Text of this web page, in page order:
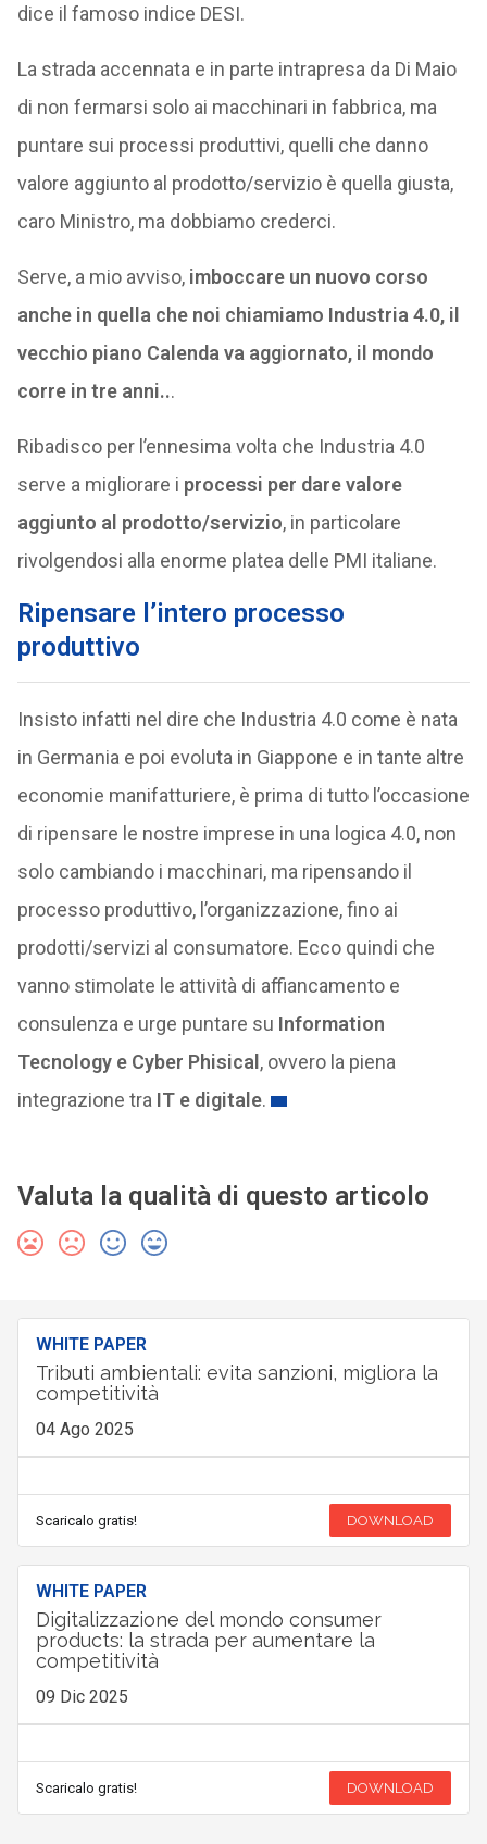
dice il famoso indice DESI.
La strada accennata e in parte intrapresa da Di Maio
di non fermarsi solo ai macchinari in fabbrica, ma
puntare sui processi produttivi, quelli che danno
valore aggiunto al prodotto/servizio è quella giusta,
caro Ministro, ma dobbiamo crederci.
Serve, a mio avviso, imboccare un nuovo corso
anche in quella che noi chiamiamo Industria 4.0, il
vecchio piano Calenda va aggiornato, il mondo
corre in tre anni...
Ribadisco per l’ennesima volta che Industria 4.0
serve a migliorare i processi per dare valore
aggiunto al prodotto/servizio, in particolare
rivolgendosi alla enorme platea delle PMI italiane.
Ripensare l’intero processo
produttivo
Insisto infatti nel dire che Industria 4.0 come è nata
in Germania e poi evoluta in Giappone e in tante altre
economie manifatturiere, è prima di tutto l’occasione
di ripensare le nostre imprese in una logica 4.0, non
solo cambiando i macchinari, ma ripensando il
processo produttivo, l’organizzazione, fino ai
prodotti/servizi al consumatore. Ecco quindi che
vanno stimolate le attività di affiancamento e
consulenza e urge puntare su Information
Tecnology e Cyber Phisical , ovvero la piena
integrazione tra IT e digitale.
Valuta la qualità di questo articolo
WHITE PAPER
Tributi ambientali: evita sanzioni, migliora la
competitività
04 Ago 2025
Scaricalo gratis! DOWNLOAD
WHITE PAPER
Digitalizzazione del mondo consumer
products: la strada per aumentare la
competitività
09 Dic 2025
Scaricalo gratis! DOWNLOAD